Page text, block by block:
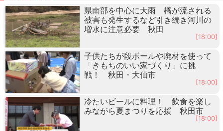
県南部を中心に大雨 橋が流される
被害も発生するなど引き続き河川の
増水に注意必要 秋田
[18:00]
子供たちが段ボールや廃材を使って
「きもちのいい家づくり」に挑
戦！ 秋田・大仙市
[18:00]
冷たいビールに料理！ 飲食を楽し
みながら夏まつりを応援 秋田市
[18:00]